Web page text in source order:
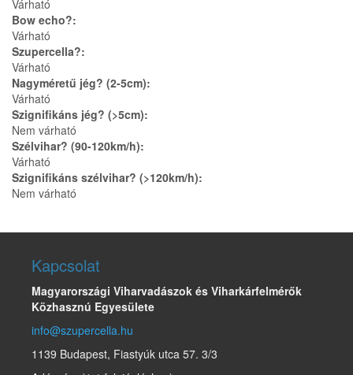
Várható
Bow echo?:
Várható
Szupercella?:
Várható
Nagyméretű jég? (2-5cm):
Várható
Szignifikáns jég? (>5cm):
Nem várható
Szélvihar? (90-120km/h):
Várható
Szignifikáns szélvihar? (>120km/h):
Nem várható
Kapcsolat
Magyarországi Viharvadászok és Viharkárfelmérők
Közhasznú Egyesülete
info@szupercella.hu
1139 Budapest, Fiastyúk utca 57. 3/3